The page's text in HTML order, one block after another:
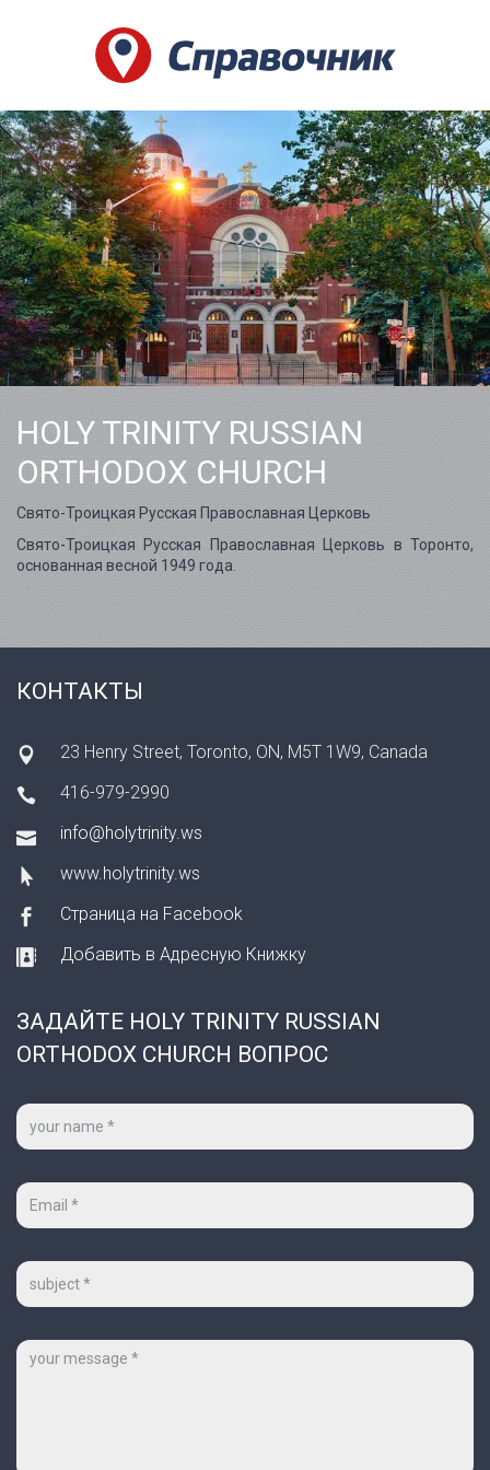
HOLY TRINITY RUSSIAN
ORTHODOX CHURCH
Свято-Троицкая Русская Православная Церковь
Свято-Троицкая Русская Православная Церковь в Торонто,
основанная весной 1949 года.
КОНТАКТЫ
23 Henry Street, Toronto, ON, M5T 1W9, Canada
416-979-2990
info@holytrinity.ws
www.holytrinity.ws
Страница на Facebook
Добавить в Адресную Книжку
ЗАДАЙТЕ HOLY TRINITY RUSSIAN
ORTHODOX CHURCH ВОПРОС
Ваше
имя
Ваш
mail
Тема
Сообщение